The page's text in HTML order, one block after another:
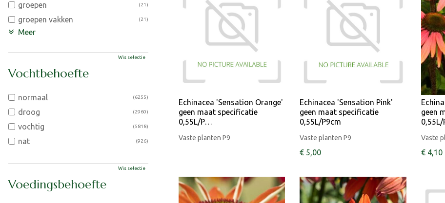
Echinacea 'Sensation Orange'
geen maat specificatie
0,55L/P…
Vaste planten P9
Echinacea 'Sensation Pink'
geen maat specificatie
0,55L/P9cm
Vaste planten P9
€ 5,00
geen
Vaste
€ 4,10
groepen (21)
groepen vakken (21)
Meer
Wis selectie
Vochtbehoefte
normaal (6255)
droog (2960)
vochtig (5818)
nat (926)
Wis selectie
Voedingsbehoefte